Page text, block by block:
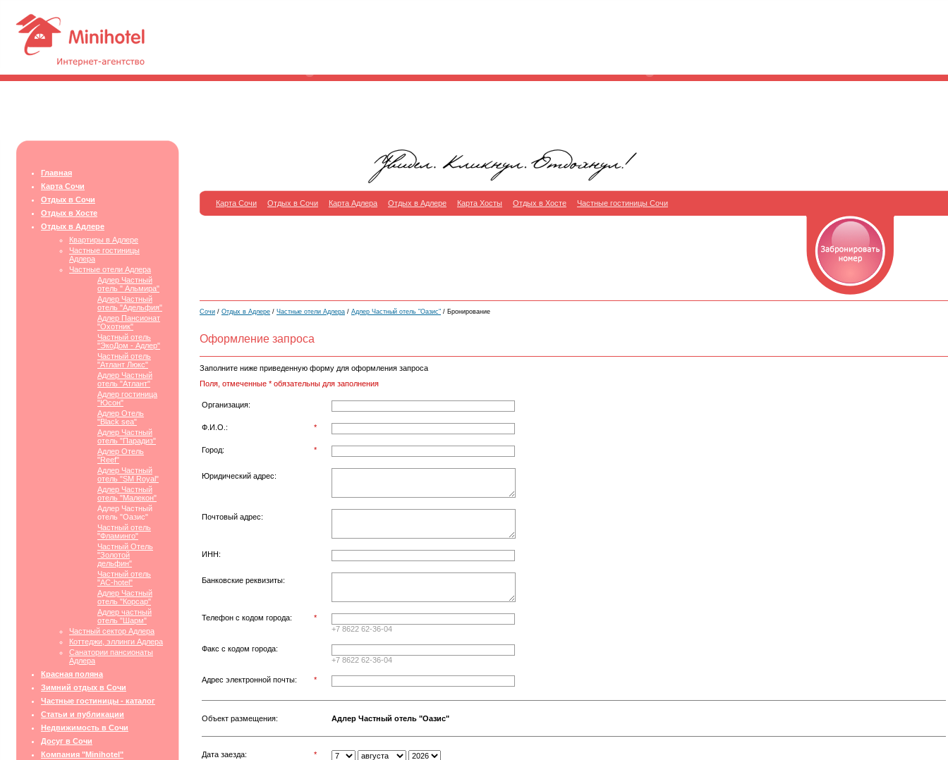
Главная
Карта Сочи
Отдых в Сочи
Отдых в Хосте
Отдых в Адлере
Квартиры в Адлере
Частные гостиницы
Адлера
Частные отели Адлера
Адлер Частный
отель " Альмира"
Адлер Частный
отель "Адельфия"
Адлер Пансионат
"Охотник"
Частный отель
"ЭкоДом - Адлер"
Частный отель
"Атлант Люкс"
Адлер Частный
отель "Атлант"
Адлер гостиница
"Юсон"
Адлер Отель
"Black sea"
Адлер Частный
отель "Парадиз"
Адлер Отель
"Reef"
Адлер Частный
отель "SM Royal"
Адлер Частный
отель "Малекон"
Адлер Частный
отель "Оазис"
Частный отель
"Фламинго"
Частный Отель
"Золотой
дельфин"
Частный отель
"АС-hotel"
Адлер Частный
отель "Корсар"
Адлер частный
отель "Шарм"
Частный сектор Адлера
Коттеджи, эллинги Адлера
Санатории пансионаты
Адлера
Красная поляна
Зимний отдых в Сочи
Частные гостиницы - каталог
Статьи и публикации
Недвижимость в Сочи
Досуг в Сочи
Компания "Minihotel"
Карта Сочи Отдых в Сочи Карта Адлера Отдых в Адлере Карта Хосты Отдых в Хосте Частные гостиницы Сочи
Сочи / Отдых в Адлере / Частные отели Адлера / Адлер Частный отель "Оазис" / Бронирование
Оформление запроса
Заполните ниже приведенную форму для оформления запроса
Поля, отмеченные * обязательны для заполнения
Организация:
Ф.И.О.: *
Город: *
Юридический адрес:
Почтовый адрес:
ИНН:
Банковские реквизиты:
Телефон с кодом города:
*
+7 8622 62-36-04
Факс с кодом города:
+7 8622 62-36-04
Адрес электронной почты: *
Объект размещения: Адлер Частный отель "Оазис"
Дата заезда: *